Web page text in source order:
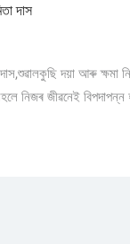
দাস
দয়া আৰু ক্ষমা
নিজৰ জীৱনেই